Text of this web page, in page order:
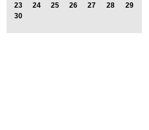
23
24 25 26 27 28
29
30